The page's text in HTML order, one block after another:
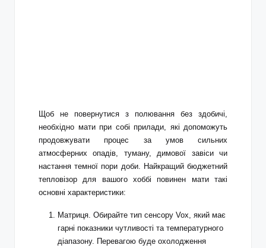
Щоб не повернутися з полювання без здобичі,
необхідно мати при собі прилади, які допоможуть
продовжувати процес за умов сильних
атмосферних опадів, туману, димової завіси чи
настання темної пори доби. Найкращий бюджетний
тепловізор для вашого хоббі повинен мати такі
основні характеристики:
Матриця. Обирайте тип сенсору Vox, який має
гарні показники чутливості та температурного
діапазону. Перевагою буде охолодження